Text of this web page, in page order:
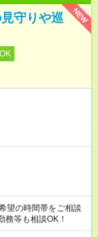
NEW
守りや巡
等も相談OK！